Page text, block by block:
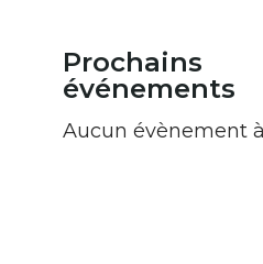
Prochains
événements
Aucun évènement